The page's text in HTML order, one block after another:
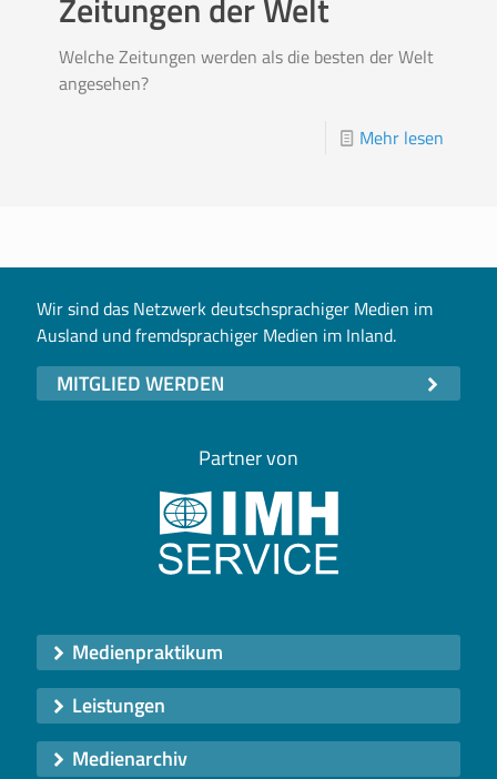
Zeitungen der Welt
Welche Zeitungen werden als die besten der Welt
angesehen?
Mehr lesen
Wir sind das Netzwerk deutschsprachiger Medien im
Ausland und fremdsprachiger Medien im Inland.
MITGLIED WERDEN
Partner von
Medienpraktikum
Leistungen
Medienarchiv